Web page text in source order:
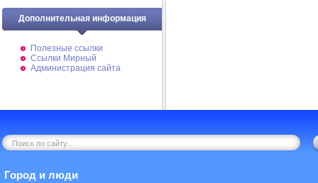
Дополнительная информация
Полезные ссылки
Ссылки Мирный
Администрация сайта
Город и люди